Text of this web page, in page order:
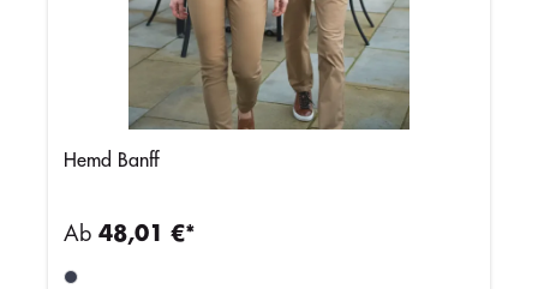
Hemd Banff
Ab 48,01 €*